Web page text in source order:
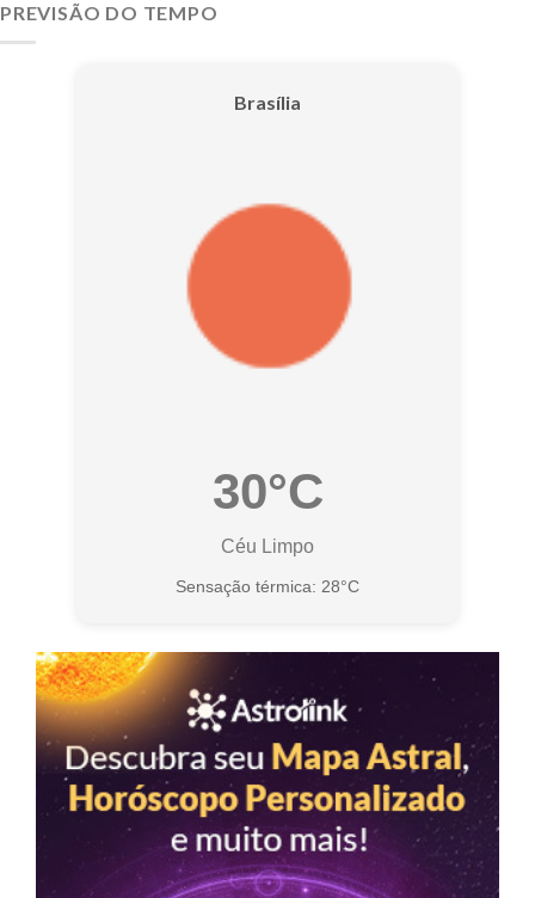
PREVISÃO DO TEMPO
Brasília
30°C
Céu Limpo
Sensação térmica: 28°C